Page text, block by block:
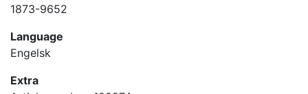
1873-9652
Language
Engelsk
Extra